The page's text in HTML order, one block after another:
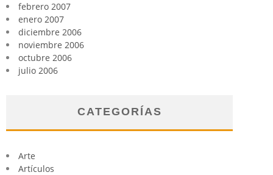
febrero 2007
enero 2007
diciembre 2006
noviembre 2006
octubre 2006
julio 2006
CATEGORÍAS
Arte
Artículos